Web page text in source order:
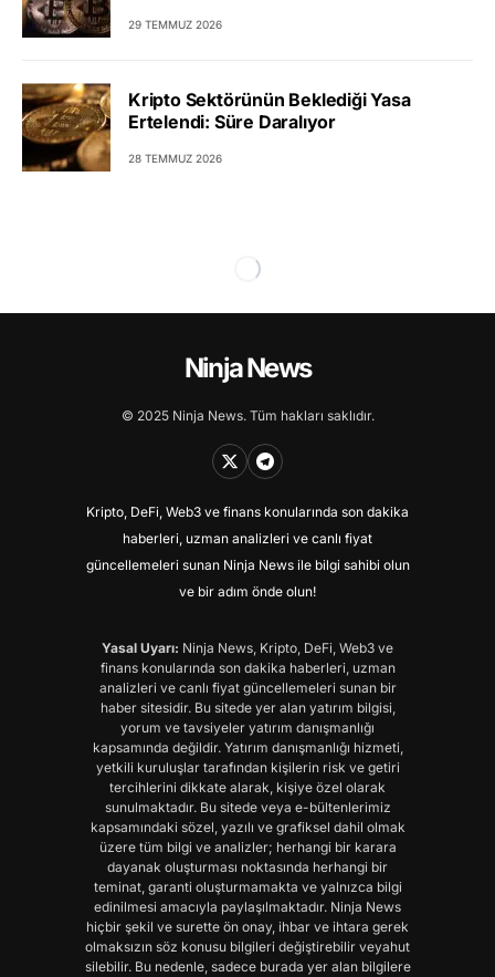
29 TEMMUZ 2026
Kripto Sektörünün Beklediği Yasa
Ertelendi: Süre Daralıyor
28 TEMMUZ 2026
Ninja News
© 2025 Ninja News. Tüm hakları saklıdır.
Kripto, DeFi, Web3 ve finans konularında son dakika
haberleri, uzman analizleri ve canlı fiyat
güncellemeleri sunan Ninja News ile bilgi sahibi olun
ve bir adım önde olun!
Yasal Uyarı: Ninja News, Kripto, DeFi, Web3 ve
finans konularında son dakika haberleri, uzman
analizleri ve canlı fiyat güncellemeleri sunan bir
haber sitesidir. Bu sitede yer alan yatırım bilgisi,
yorum ve tavsiyeler yatırım danışmanlığı
kapsamında değildir. Yatırım danışmanlığı hizmeti,
yetkili kuruluşlar tarafından kişilerin risk ve getiri
tercihlerini dikkate alarak, kişiye özel olarak
sunulmaktadır. Bu sitede veya e-bültenlerimiz
kapsamındaki sözel, yazılı ve grafiksel dahil olmak
üzere tüm bilgi ve analizler; herhangi bir karara
dayanak oluşturması noktasında herhangi bir
teminat, garanti oluşturmamakta ve yalnızca bilgi
edinilmesi amacıyla paylaşılmaktadır. Ninja News
hiçbir şekil ve surette ön onay, ihbar ve ihtara gerek
olmaksızın söz konusu bilgileri değiştirebilir veyahut
silebilir. Bu nedenle, sadece burada yer alan bilgilere